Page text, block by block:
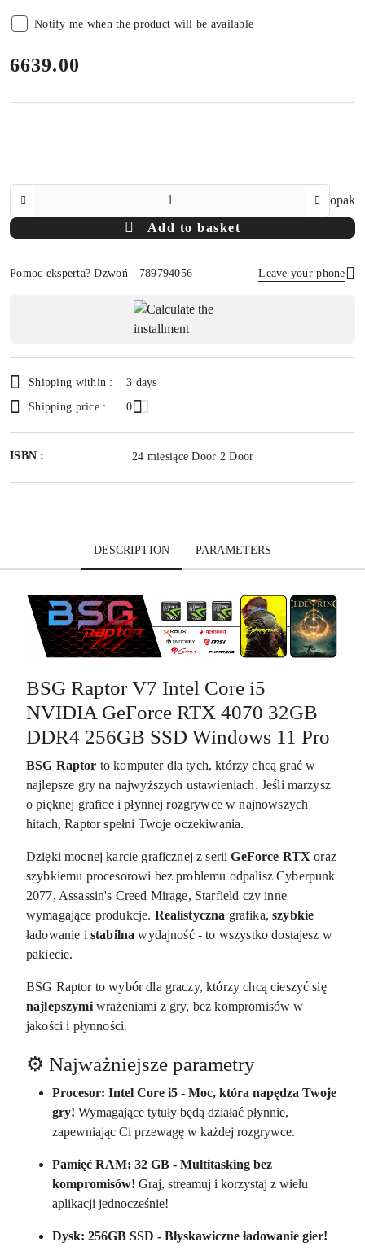
Notify me when the product will be available
price:
6639.00
opak
Add to basket
Pomoc eksperta? Dzwoń - 789794056 Leave your phone
delivery
Shipping within :
3 days
Shipping price :
0
ISBN : 24 miesiące Door 2 Door
DESCRIPTION PARAMETERS
BSG Raptor V7 Intel Core i5
NVIDIA GeForce RTX 4070 32GB
DDR4 256GB SSD Windows 11 Pro
BSG Raptor to komputer dla tych, którzy chcą grać w
najlepsze gry na najwyższych ustawieniach. Jeśli marzysz
o pięknej grafice i płynnej rozgrywce w najnowszych
hitach, Raptor spełni Twoje oczekiwania.
Dzięki mocnej karcie graficznej z seriiGeForce RTX oraz
szybkiemu procesorowi bez problemu odpalisz Cyberpunk
2077, Assassin's Creed Mirage, Starfield czy inne
wymagające produkcje. Realistyczna grafika,szybkie
ładowanie i stabilna wydajność - to wszystko dostajesz w
pakiecie.
BSG Raptor to wybór dla graczy, którzy chcą cieszyć się
najlepszymiwrażeniami z gry, bez kompromisów w
jakości i płynności.
⚙️ Najważniejsze parametry
Procesor: Intel Core i5 - Moc, która napędza Twoje
gry! Wymagające tytuły będą działać płynnie,
zapewniając Ci przewagę w każdej rozgrywce.
Pamięć RAM: 32 GB - Multitasking bez
kompromisów! Graj, streamuj i korzystaj z wielu
aplikacji jednocześnie!
Dysk: 256GB SSD - Błyskawiczne ładowanie gier!